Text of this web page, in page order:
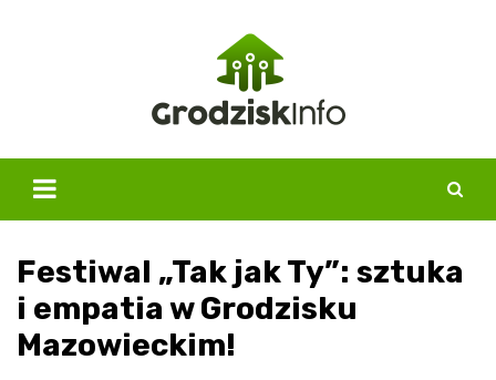
Festiwal „Tak jak Ty”: sztuka
i empatia w Grodzisku
Mazowieckim!